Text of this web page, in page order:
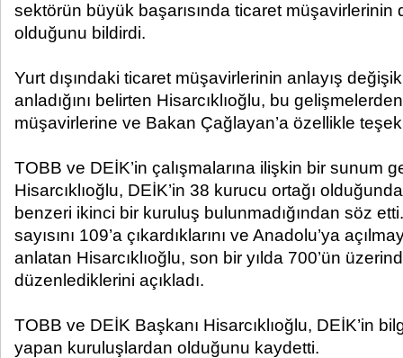
sektörün büyük başarısında ticaret müşavirlerinin
olduğunu bildirdi.
Yurt dışındaki ticaret müşavirlerinin anlayış
anladığını belirten Hisarcıklıoğlu, bu
müşavirlerine ve Bakan Çağlayan’a özellikle
TOBB ve DEİK’in çalışmalarına ilişkin bir sunum
Hisarcıklıoğlu, DEİK’in 38 kurucu ortağı
benzeri ikinci bir kuruluş bulunmadığından söz
sayısını 109’a çıkardıklarını ve Anadolu’ya
anlatan Hisarcıklıoğlu, son bir yılda 700’ün
düzenlediklerini açıkladı.
TOBB ve DEİK Başkanı Hisarcıklıoğlu, DEİK’in
yapan kuruluşlardan olduğunu kaydetti.